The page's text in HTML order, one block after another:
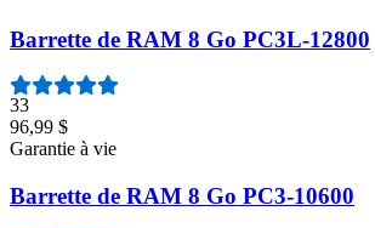
Barrette de RAM 8 Go PC3L-12800
33
96,99 $
Garantie à vie
Barrette de RAM 8 Go PC3-10600